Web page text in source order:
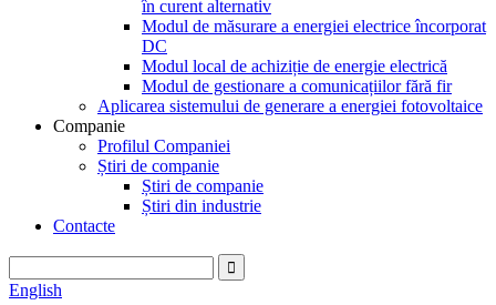
în curent alternativ
Modul de măsurare a energiei electrice încorporat
DC
Modul local de achiziție de energie electrică
Modul de gestionare a comunicațiilor fără fir
Aplicarea sistemului de generare a energiei fotovoltaice
Companie
Profilul Companiei
Știri de companie
Știri de companie
Știri din industrie
Contacte
English